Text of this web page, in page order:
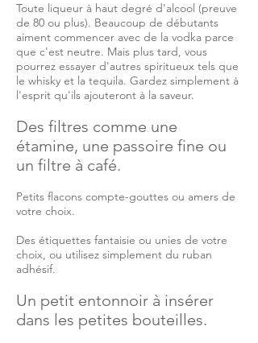
Toute liqueur à haut degré d'alcool (preuve
de 80 ou plus). Beaucoup de débutants
aiment commencer avec de la vodka parce
que c'est neutre. Mais plus tard, vous
pourrez essayer d'autres spiritueux tels que
le whisky et la tequila. Gardez simplement à
l'esprit qu'ils ajouteront à la saveur.
Des filtres comme une
étamine, une passoire fine ou
un filtre à café.
Petits flacons compte-gouttes ou amers de
votre choix.
Des étiquettes fantaisie ou unies de votre
choix, ou utilisez simplement du ruban
adhésif.
Un petit entonnoir à insérer
dans les petites bouteilles.